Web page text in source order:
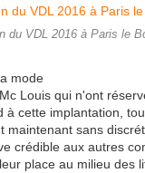
du VDL 2016 à Paris le
mode
Louis qui n'ont
à cette implantation,
maintenant sans
crédible aux autres
place au milieu des